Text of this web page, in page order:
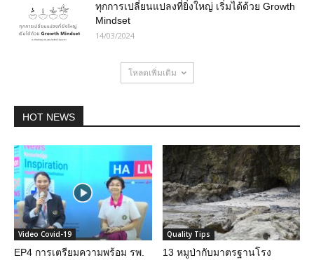
ทุกการเปลี่ยนแปลงที่ยิ่งใหญ่ เริ่มได้ด้วย Growth
Mindset
14/03/2024
โหลดเพิ่มเติม
HOT NEWS
Video Covid-19
EP4 การเตรียมความพร้อม รพ.
Quality Tips
13 หมูป่ากับมาตรฐานโรง